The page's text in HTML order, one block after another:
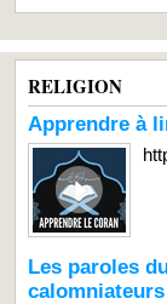
RELIGION
Apprendre à
Les paroles
calomniateurs